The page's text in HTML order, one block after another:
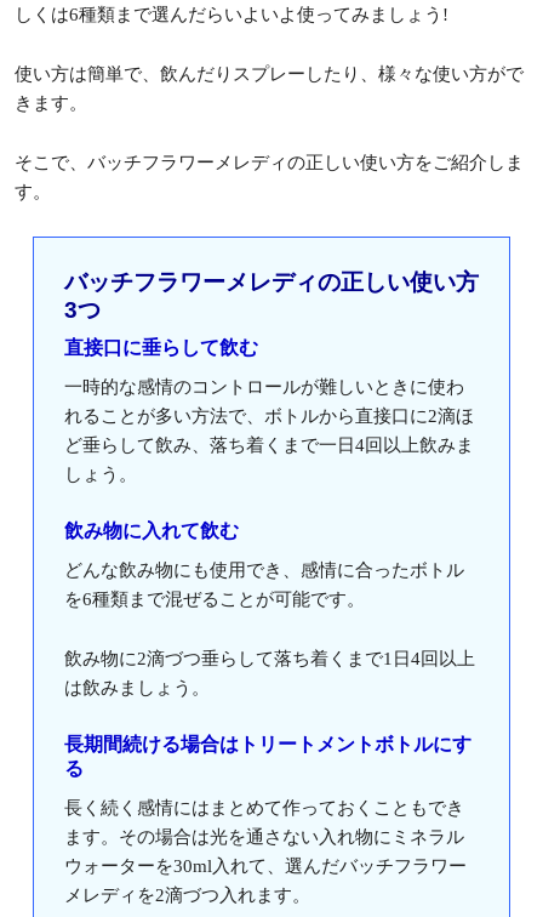
しくは6種類まで選んだらいよいよ使ってみましょう!
使い方は簡単で、飲んだりスプレーしたり、様々な使い方がで
きます。
そこで、バッチフラワーメレディの正しい使い方をご紹介しま
す。
バッチフラワーメレディの正しい使い方
3つ
直接口に垂らして飲む
一時的な感情のコントロールが難しいときに使わ
れることが多い方法で、ボトルから直接口に2滴ほ
ど垂らして飲み、落ち着くまで一日4回以上飲みま
しょう。
飲み物に入れて飲む
どんな飲み物にも使用でき、感情に合ったボトル
を6種類まで混ぜることが可能です。
飲み物に2滴づつ垂らして落ち着くまで1日4回以上
は飲みましょう。
長期間続ける場合はトリートメントボトルにす
る
長く続く感情にはまとめて作っておくこともでき
ます。その場合は光を通さない入れ物にミネラル
ウォーターを30ml入れて、選んだバッチフラワー
メレディを2滴づつ入れます。